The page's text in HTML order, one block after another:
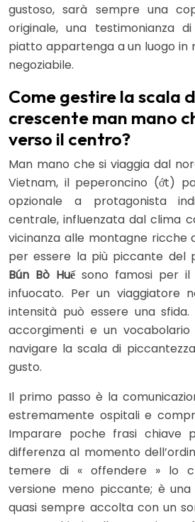
gustoso, sarà sempre una
originale, una testimonianza
piatto appartenga a un luogo in
negoziabile.
Come gestire la scala
crescente man mano
verso il centro?
Man mano che si viaggia dal
Vietnam, il peperoncino (ớt)
opzionale a protagonista
centrale, influenzata dal clima
vicinanza alle montagne ricche
per essere la più piccante del
Bún Bò Huếsono famosi per il
infuocato. Per un viaggiatore
intensità può essere una
accorgimenti e un vocabolario
navigare la scala di
gusto.
Il primo passo è la
estremamente ospitali e
Imparare poche frasi chiave
differenza al momento
temere di « offendere » lo
versione meno piccante; è
quasi sempre accolta con un